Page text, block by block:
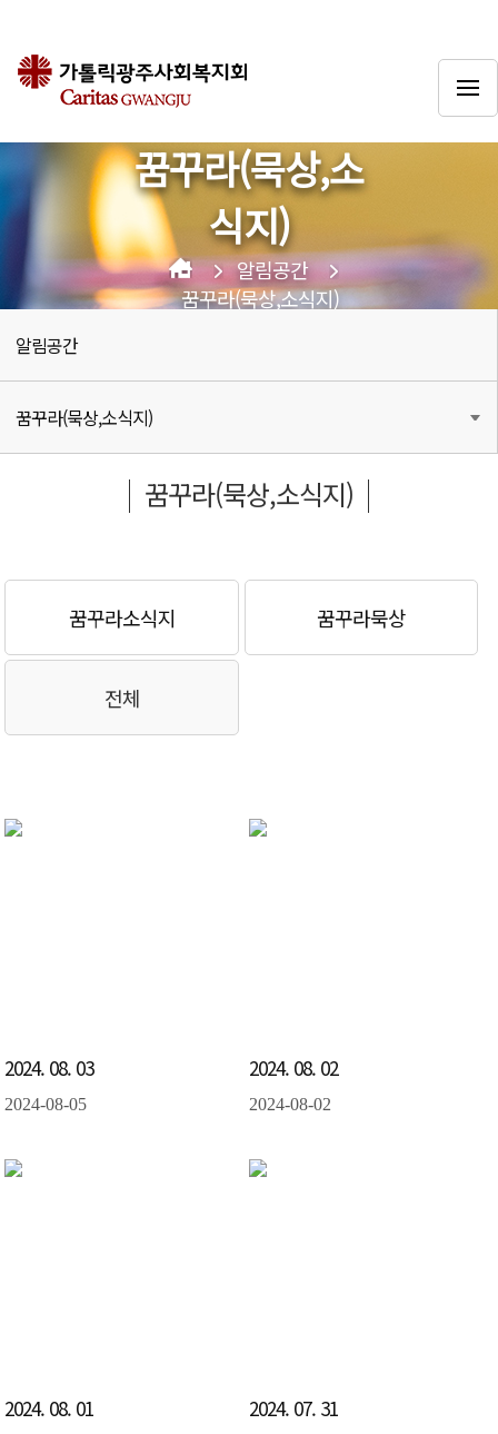
꿈꾸라(묵상,소
식지)
알림공간
꿈꾸라(묵상,소식지)
알림공간
꿈꾸라(묵상,소식지)
꿈꾸라(묵상,소식지)
꿈꾸라소식지 꿈꾸라묵상
전체
2024. 08. 03
2024-08-05
2024. 08. 02
2024-08-02
2024. 08. 01 2024. 07. 31